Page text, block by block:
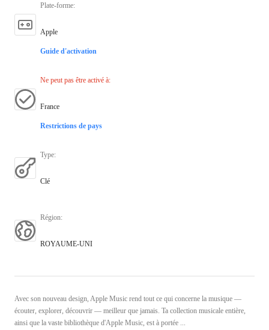
Plate-forme:
Apple
Guide d'activation
Ne peut pas être activé à:
France
Restrictions de pays
Type:
Clé
Région:
ROYAUME-UNI
Avec son nouveau design, Apple Music rend tout ce qui concerne la musique —
écouter, explorer, découvrir — meilleur que jamais. Ta collection musicale entière,
ainsi que la vaste bibliothèque d'Apple Music, est à portée ...